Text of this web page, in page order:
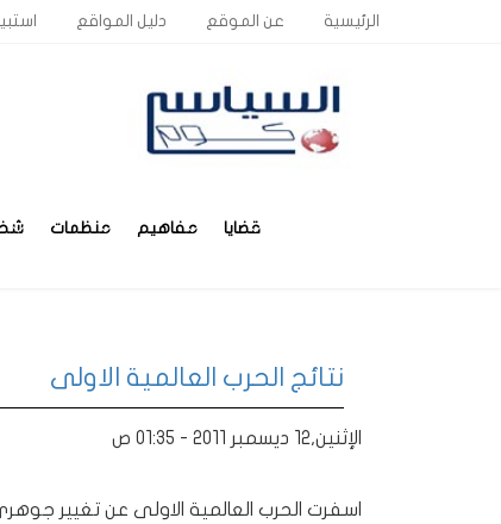
الرئيسية عن الموقع دليل المواقع
قضايا مفاهيم منظمات
نتائج الحرب العالمية الاولى
الإثنين,12 ديسمبر 2011 - 01:35 ص
اسفرت الحرب العالمية الاولى عن تغيير